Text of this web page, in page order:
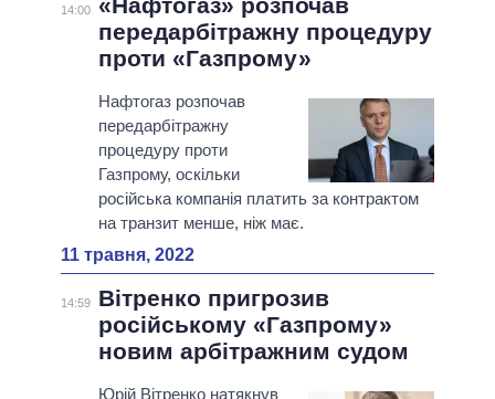
14:00
«Нафтогаз» розпочав
передарбітражну процедуру
проти «Газпрому»
Нафтогаз розпочав
передарбітражну
процедуру проти
Газпрому, оскільки
російська компанія платить за контрактом
на транзит менше, ніж має.
11 травня, 2022
14:59
Вітренко пригрозив
російському «Газпрому»
новим арбітражним судом
Юрій Вітренко натякнув